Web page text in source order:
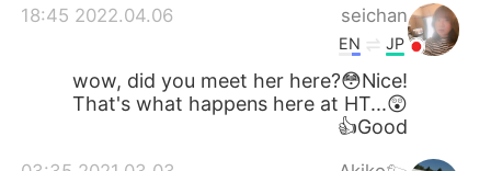
seichan
2022.04.06 18:45
JP
EN
wow, did you meet her here?😳Nice!
That's what happens here at HT...😲
Good👍